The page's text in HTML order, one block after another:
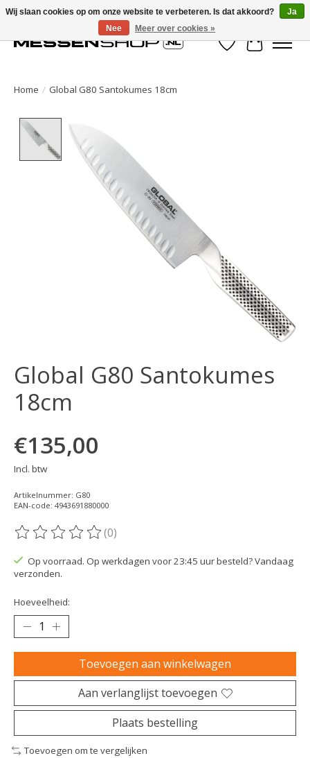
Verlanglijst
Home / Global G80 Santokumes 18cm
Product image slideshow Items
Global G80 Santokumes
18cm
€135,00
Incl. btw
Artikelnummer: G80
EAN-code: 4943691880000
De beoordeling van dit product is
(0)
Op voorraad. Op werkdagen voor 23:45 uur besteld? Vandaag
verzonden.
Hoeveelheid:
Toevoegen aan winkelwagen
Aan verlanglijst toevoegen
Plaats bestelling
Toevoegen om te vergelijken
Wij slaan cookies op om onze website te verbeteren. Is dat akkoord?
Ja
Nee
Meer over cookies »